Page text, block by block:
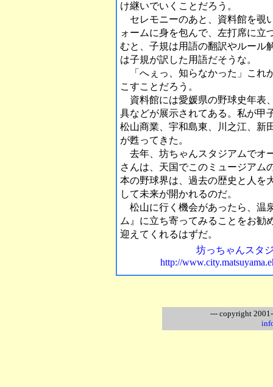
け継いでいくことだろう。
セレモニーのあと、資料館を覗
ォームに身を包んで、左打席に立
むと、子規は用語の翻訳やルール
は子規が訳した用語だそうな。
「へぇっ、知らなかった」これ
こすことだろう。
資料館には愛媛県の野球史年表
具などが展示されてある。私が甲
松山商業、宇和島東、川之江、新
が甦ってきた。
去年、坊ちゃんスタジアムでオ
さんは、天国でこのミュージアム
本の野球界は、過去の歴史と人を
して未来が開かれるのだ。
松山に行く機会があったら、温
ム』に立ち寄ってみることをお勧
迎えてくれるはずだ。
坊っちゃんスタ
http://
--- copyright